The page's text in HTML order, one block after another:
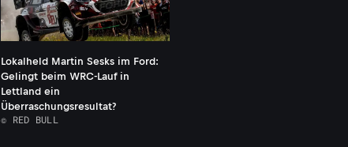
Lokalheld Martin Sesks im Ford:
Gelingt beim WRC-Lauf in
Lettland ein
Überraschungsresultat?
© RED BULL